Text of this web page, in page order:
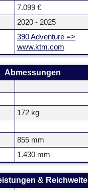
7.099 €
2020 - 2025
390 Adventure =>
www.ktm.com
Abmessungen
172 kg
855 mm
1.430 mm
& Reichweite